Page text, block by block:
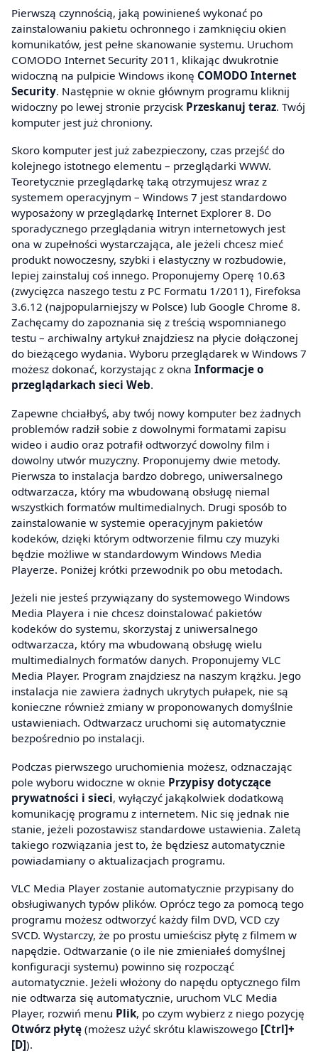
Pierwszą czynnością, jaką powinieneś wykonać po
zainstalowaniu pakietu ochronnego i zamknięciu okien
komunikatów, jest pełne skanowanie systemu. Uruchom
COMODO Internet Security 2011, klikając dwukrotnie
widoczną na pulpicie Windows ikonę COMODO Internet
Security. Następnie w oknie głównym programu kliknij
widoczny po lewej stronie przycisk Przeskanuj teraz. Twój
komputer jest już chroniony.
Skoro komputer jest już zabezpieczony, czas przejść do
kolejnego istotnego elementu – przeglądarki WWW.
Teoretycznie przeglądarkę taką otrzymujesz wraz z
systemem operacyjnym – Windows 7 jest standardowo
wyposażony w przeglądarkę Internet Explorer 8. Do
sporadycznego przeglądania witryn internetowych jest
ona w zupełności wystarczająca, ale jeżeli chcesz mieć
produkt nowoczesny, szybki i elastyczny w rozbudowie,
lepiej zainstaluj coś innego. Proponujemy Operę 10.63
(zwycięzca naszego testu z PC Formatu 1/2011), Firefoksa
3.6.12 (najpopularniejszy w Polsce) lub Google Chrome 8.
Zachęcamy do zapoznania się z treścią wspomnianego
testu – archiwalny artykuł znajdziesz na płycie dołączonej
do bieżącego wydania. Wyboru przeglądarek w Windows 7
możesz dokonać, korzystając z okna Informacje o
przeglądarkach sieci Web.
Zapewne chciałbyś, aby twój nowy komputer bez żadnych
problemów radził sobie z dowolnymi formatami zapisu
wideo i audio oraz potrafił odtworzyć dowolny film i
dowolny utwór muzyczny. Proponujemy dwie metody.
Pierwsza to instalacja bardzo dobrego, uniwersalnego
odtwarzacza, który ma wbudowaną obsługę niemal
wszystkich formatów multimedialnych. Drugi sposób to
zainstalowanie w systemie operacyjnym pakietów
kodeków, dzięki którym odtworzenie filmu czy muzyki
będzie możliwe w standardowym Windows Media
Playerze. Poniżej krótki przewodnik po obu metodach.
Jeżeli nie jesteś przywiązany do systemowego Windows
Media Playera i nie chcesz doinstalować pakietów
kodeków do systemu, skorzystaj z uniwersalnego
odtwarzacza, który ma wbudowaną obsługę wielu
multimedialnych formatów danych. Proponujemy VLC
Media Player. Program znajdziesz na naszym krążku. Jego
instalacja nie zawiera żadnych ukrytych pułapek, nie są
konieczne również zmiany w proponowanych domyślnie
ustawieniach. Odtwarzacz uruchomi się automatycznie
bezpośrednio po instalacji.
Podczas pierwszego uruchomienia możesz, odznaczając
pole wyboru widoczne w oknie Przypisy dotyczące
prywatności i sieci, wyłączyć jakąkolwiek dodatkową
komunikację programu z internetem. Nic się jednak nie
stanie, jeżeli pozostawisz standardowe ustawienia. Zaletą
takiego rozwiązania jest to, że będziesz automatycznie
powiadamiany o aktualizacjach programu.
VLC Media Player zostanie automatycznie przypisany do
obsługiwanych typów plików. Oprócz tego za pomocą tego
programu możesz odtworzyć każdy film DVD, VCD czy
SVCD. Wystarczy, że po prostu umieścisz płytę z filmem w
napędzie. Odtwarzanie (o ile nie zmieniałeś domyślnej
konfiguracji systemu) powinno się rozpocząć
automatycznie. Jeżeli włożony do napędu optycznego film
nie odtwarza się automatycznie, uruchom VLC Media
Player, rozwiń menu Plik, po czym wybierz z niego pozycję
Otwórz płytę (możesz użyć skrótu klawiszowego [Ctrl]+
[D]).